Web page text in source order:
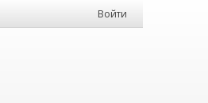
Войти